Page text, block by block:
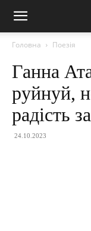
Головна Поезія
Ганна
руйнуй,
радість
24.10.2023